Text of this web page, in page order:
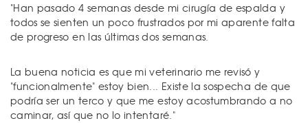
"Han pasado 4 semanas desde mi cirugía de espalda y
todos se sienten un poco frustrados por mi aparente falta
de progreso en las últimas dos semanas.
La buena noticia es que mi veterinario me revisó y
"funcionalmente" estoy bien... Existe la sospecha de que
podría ser un terco y que me estoy acostumbrando a no
caminar, así que no lo intentaré."